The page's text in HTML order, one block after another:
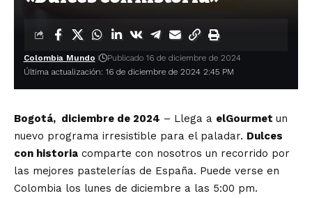
Última actualización: 16 de diciembre de 2024 2:45 PM
Colombia Mundo Publicado 16 de diciembre de 2024
Bogotá, diciembre de 2024 – Llega a elGourmet un
nuevo programa irresistible para el paladar. Dulces
con historia comparte con nosotros un recorrido por
las mejores pastelerías de España. Puede verse en
Colombia los lunes de diciembre a las 5:00 pm.